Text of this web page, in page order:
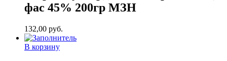
фас 45% 200гр МЗН
132,00 руб.
В корзину